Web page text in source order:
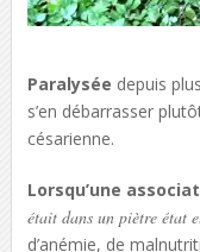
Paralysée depuis
s’en débarrasser
césarienne.
Lorsqu’une
était dans un piètre état
d’anémie, de